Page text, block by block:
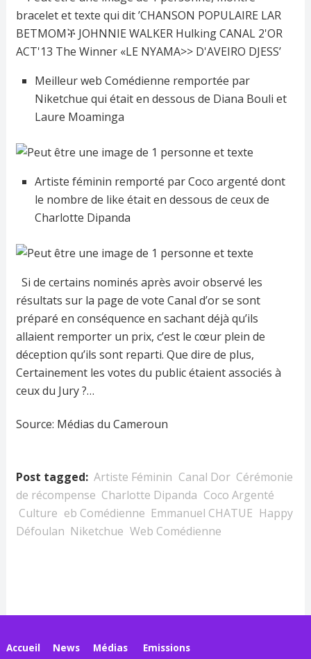
Meilleur web Comédienne remportée par
Niketchue qui était en dessous de Diana Bouli et
Laure Moaminga
Artiste féminin remporté par Coco argenté dont
le nombre de like était en dessous de ceux de
Charlotte Dipanda
Si de certains nominés après avoir observé les
résultats sur la page de vote Canal d’or se sont
préparé en conséquence en sachant déjà qu’ils
allaient remporter un prix, c’est le cœur plein de
déception qu’ils sont reparti. Que dire de plus,
Certainement les votes du public étaient associés à
ceux du Jury ?…
Source: Médias du Cameroun
Post tagged: Artiste Féminin Canal Dor Cérémonie
de récompense Charlotte Dipanda Coco Argenté
Culture eb Comédienne Emmanuel CHATUE Happy
Défoulan Niketchue Web Comédienne
Accueil News Médias Emissions